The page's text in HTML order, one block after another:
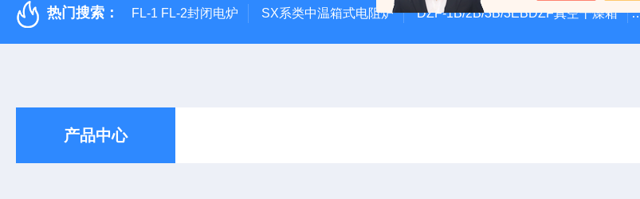
热门搜索： FL-1 FL-2封闭电炉 SX系类中温箱式电阻炉 DZF-1B/2B/3B/3EBDZF真空干燥箱
产品中心